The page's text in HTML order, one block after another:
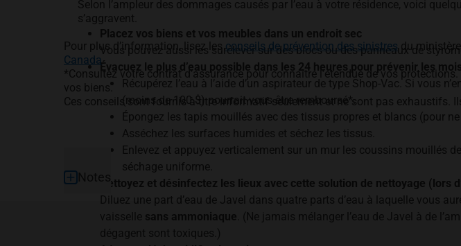
Selon l’ampleur des dommages causés par l’eau à votre résidence, voici
s’aggravent.
Placez vos biens et vos meubles dans un endroit sec
Vous pouvez aussi les surélever sur des blocs ou des panneaux de
Évacuez le plus d’eau possible dans les 24 heures pour prévenir les
Récupérez l’eau à l’aide d’un aspirateur de type Shop-Vac. Si vous
(moins de 100 $) pourrait vous être remboursé*.
Épongez les tapis mouillés avec des tissus propres et blancs (pour ne
Asséchez les surfaces humides et séchez les tissus.
Enlevez et appuyez verticalement sur un mur les coussins mouillés
séchage uniforme.
Nettoyez et désinfectez les lieux avec cette solution de nettoyage (lors
Diluez une part d’eau de Javel dans quatre parts d’eau à laquelle vous
Pour plus d’information, lisez lesconseils de prévention des sinistres du
Canada.
*Consultez votre contrat d’assurance pour connaître l’étendue de vos
vos biens.
Ces conseils sont fournis à titre informatif seulement et ne sont pas exhaustifs.
Pied de page